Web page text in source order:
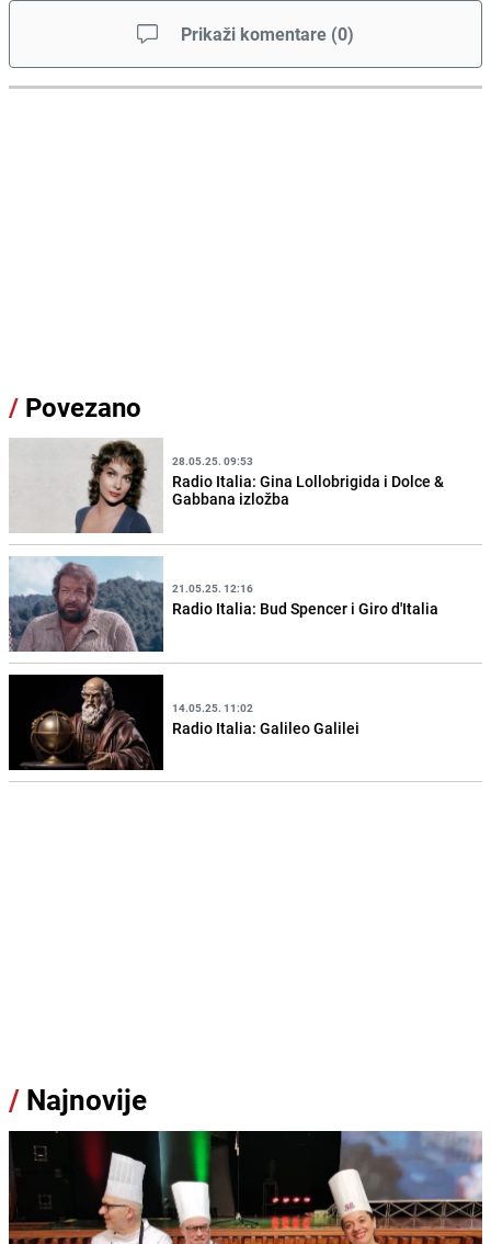
Prikaži komentare (0)
/ Povezano
28.05.25. 09:53
Radio Italia: Gina Lollobrigida i Dolce &
Gabbana izložba
21.05.25. 12:16
Radio Italia: Bud Spencer i Giro d'Italia
14.05.25. 11:02
Radio Italia: Galileo Galilei
/ Najnovije